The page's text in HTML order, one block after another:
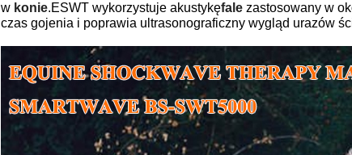
w konie.ESWT wykorzystuje akustykęfale zastosowany w
czas gojenia i poprawia ultrasonograficzny wygląd urazów